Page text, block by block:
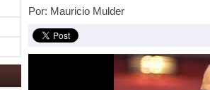
Por: Mauricio Mulder